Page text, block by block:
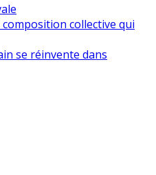
collective qui
se réinvente dans